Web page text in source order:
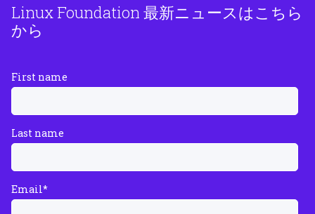
Linux Foundation 最新ニュースはこちら
から
First name
Last name
Email*